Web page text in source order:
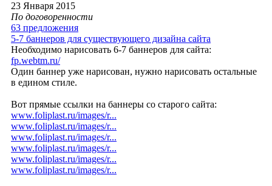
23 Января 2015
По договоренности
63 предложения
5-7 баннеров для существующего дизайна сайта
Необходимо нарисовать 6-7 баннеров для сайта:
fp.webtm.ru/
Один баннер уже нарисован, нужно нарисовать остальные
в едином стиле.
Вот прямые ссылки на баннеры со старого сайта:
www.foliplast.ru/images/r...
www.foliplast.ru/images/r...
www.foliplast.ru/images/r...
www.foliplast.ru/images/r...
www.foliplast.ru/images/r...
www.foliplast.ru/images/r...